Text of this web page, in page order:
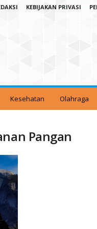
KEBIJAKAN PRIVASI
Kesehatan Olahraga
Pangan